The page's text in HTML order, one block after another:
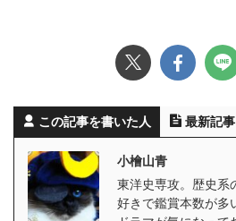
この記事を書いた人 最新記事
小檜山青
東洋史専攻。歴史系
好きで鑑賞本数が多